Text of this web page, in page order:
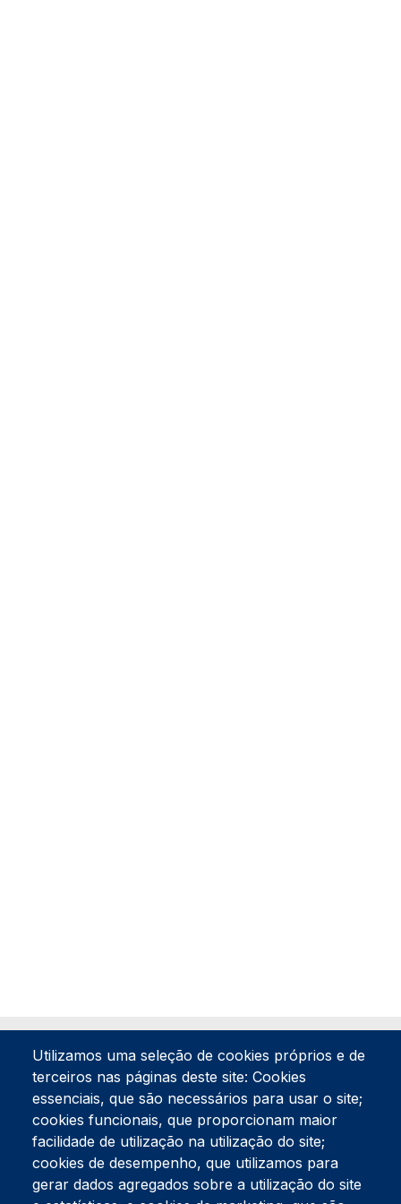
Tel:234 390 100Fax:234 390 100
Endereço Postal
Utilizamos uma seleção de cookies próprios e de
terceiros nas páginas deste site: Cookies
essenciais, que são necessários para usar o site;
cookies funcionais, que proporcionam maior
facilidade de utilização na utilização do site;
cookies de desempenho, que utilizamos para
gerar dados agregados sobre a utilização do site